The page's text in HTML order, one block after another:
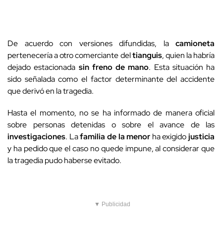
De acuerdo con versiones difundidas, la camioneta
pertenecería a otro comerciante deltianguis, quien la habría
dejado estacionada sin freno de mano. Esta situación ha
sido señalada como el factor determinante del accidente
que derivó en la tragedia.
Hasta el momento, no se ha informado de manera oficial
sobre personas detenidas o sobre el avance de las
investigaciones. Lafamilia de la menor ha exigidojusticia
y ha pedido que el caso no quede impune, al considerar que
la tragedia pudo haberse evitado.
▼ Publicidad